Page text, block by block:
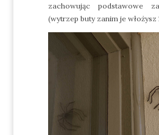
zachowując podstawowe
(wytrzep buty zanim je włożysz